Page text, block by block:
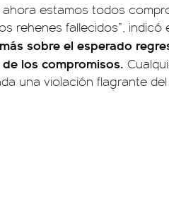
estamos todos
rehenes fallecidos”, indicó
sobre el esperado
los compromisos.
una violación flagrante